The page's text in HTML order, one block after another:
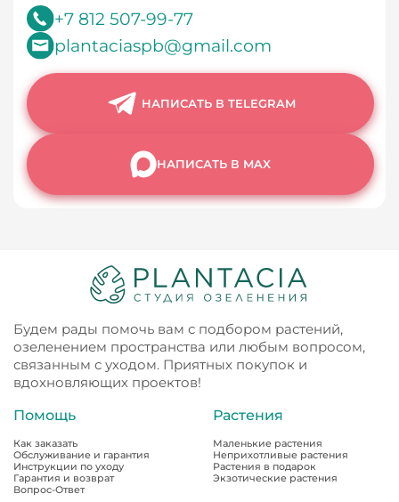
+7 812 507-99-77
plantaciaspb@gmail.com
НАПИСАТЬ В TELEGRAM
НАПИСАТЬ В MAX
Будем рады помочь вам с подбором растений,
озеленением пространства или любым вопросом,
связанным с уходом. Приятных покупок и
вдохновляющих проектов!
Помощь
Как заказать
Обслуживание и гарантия
Инструкции по уходу
Гарантия и возврат
Вопрос-Ответ
Растения
Маленькие растения
Неприхотливые растения
Растения в подарок
Экзотические растения